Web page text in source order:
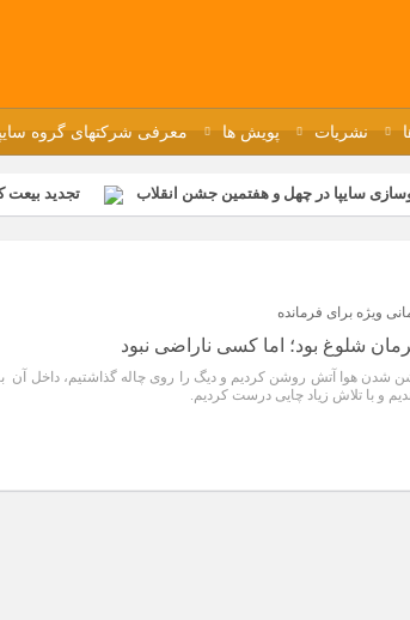
نشریات پویش ها معرفی شرکتهای گروه
سایپا در چهل و هفتمین جشن انقلاب تجدید بیعت
استقبال کارکنان برگزار شد
خرمشهر در نمازخانه فاطمیه مگاموتور
ویژه برای فرمانده
شلوغ بود؛ اما کسی ناراضی نبود
شدن هوا آتش روشن کردیم و دیگ را روی چاله گذاشتیم، داخل
و با تلاش زیاد چایی درست کردیم.